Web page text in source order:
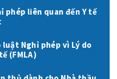
phép liên quan đến Y tế
luật Nghỉ phép vì Lý do
(FMLA)